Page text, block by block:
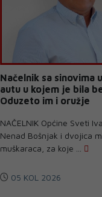
Načelnik sa sinovima
autu u kojem je bila
Oduzeto im i oružje
NAČELNIK Općine Sveti
Nenad Bošnjak i dvojica
muškaraca, za koje ...
05 KOL 2026